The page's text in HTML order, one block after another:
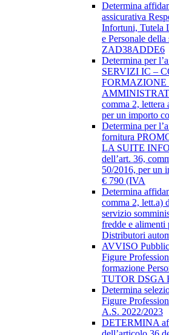
Determina
assicurativa
Infortuni, Tutela
e Personale
ZAD38ADDE6
Determina per
SERVIZI IC –
FORMAZIONE
comma 2,
per un importo
Determina per
fornitura
LA SUITE
dell’art. 36,
50/2016, per un
€ 790 (IVA
Determina
comma 2, lett.a)
servizio
fredde e alimenti
Distributori
AVVISO
Figure
formazione
TUTOR DSGA
Determina
Figure
A.S. 2022/2023
DETERMINA